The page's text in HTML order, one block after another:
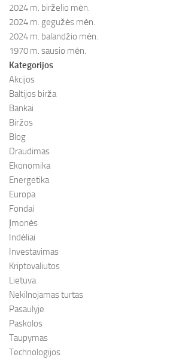
2024 m. birželio mėn.
2024 m. gegužės mėn.
2024 m. balandžio mėn.
1970 m. sausio mėn.
Kategorijos
Akcijos
Baltijos birža
Bankai
Biržos
Blog
Draudimas
Ekonomika
Energetika
Europa
Fondai
Įmonės
Indėliai
Investavimas
Kriptovaliutos
Lietuva
Nekilnojamas turtas
Pasaulyje
Paskolos
Taupymas
Technologijos